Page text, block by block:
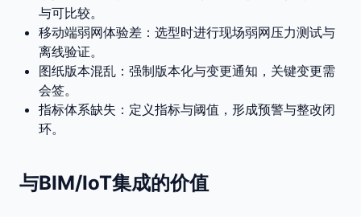
与可比较。
移动端弱网体验差：选型时进行现场弱网压力测试与
离线验证。
图纸版本混乱：强制版本化与变更通知，关键变更需
会签。
指标体系缺失：定义指标与阈值，形成预警与整改闭
环。
与BIM/IoT集成的价值